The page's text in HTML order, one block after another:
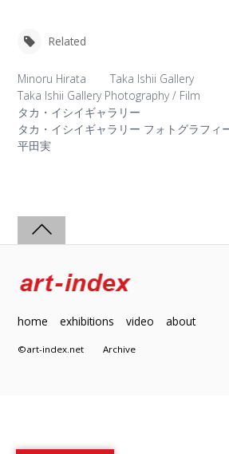
Related
Minoru Hirata
Taka Ishii Gallery
Taka Ishii Gallery Photography / Film
タカ・イシイギャラリー
タカ・イシイギャラリー フォトグラフィ
平田実
home exhibitions video about
©art-index.netArchive